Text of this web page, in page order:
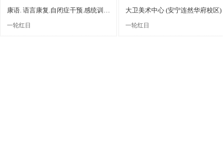
康语. 语言康复.自闭症干预.感统训练（昆明书林中心）
一轮红日
大卫美术中心 (安宁连然华府校区)
一轮红日